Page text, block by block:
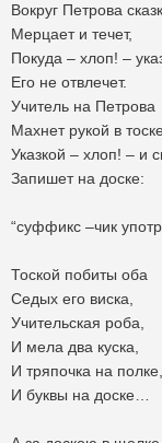
Вокруг Петрова
Мерцает и течет,
Покуда – хлоп! –
Его не отвлечет.
Учитель на Петрова
Махнет рукой в
Указкой – хлоп! – и
Запишет на доске:
“суффикс –чик
Тоской побиты оба
Седых его виска,
Учительская роба,
И мела два куска,
И тряпочка на полке,
И буквы на доске…